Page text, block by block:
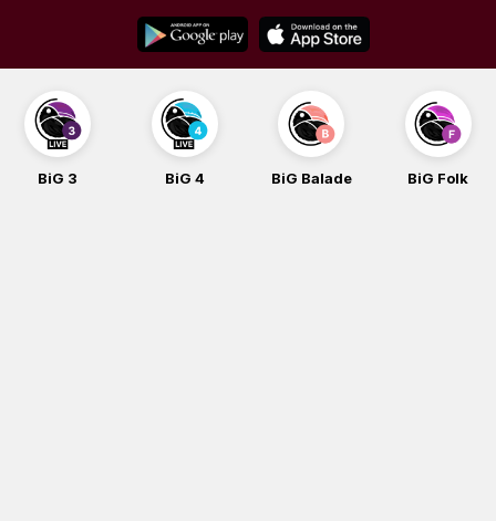
content
BiG 3 BiG 4 BiG Balade BiG Folk